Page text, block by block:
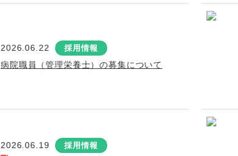
2026.06.22 採用情報
病院職員（管理栄養士）の募集について
2026.06.19 採用情報